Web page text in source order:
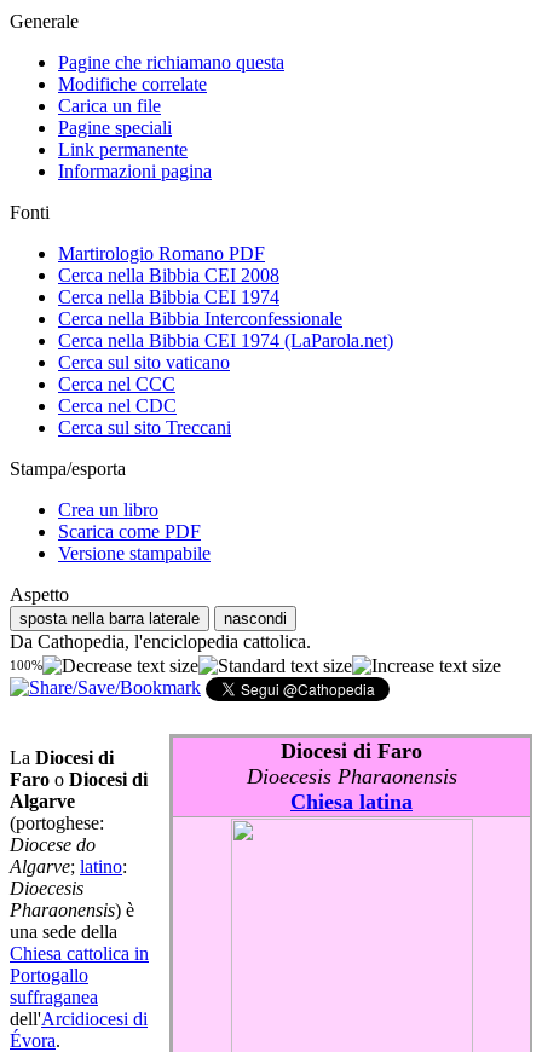
Generale
Pagine che richiamano questa
Modifiche correlate
Carica un file
Pagine speciali
Link permanente
Informazioni pagina
Fonti
Martirologio Romano PDF
Cerca nella Bibbia CEI 2008
Cerca nella Bibbia CEI 1974
Cerca nella Bibbia Interconfessionale
Cerca nella Bibbia CEI 1974 (LaParola.net)
Cerca sul sito vaticano
Cerca nel CCC
Cerca nel CDC
Cerca sul sito Treccani
Stampa/esporta
Crea un libro
Scarica come PDF
Versione stampabile
Aspetto
sposta nella barra laterale nascondi
Da Cathopedia, l'enciclopedia cattolica.
100%
Diocesi di Faro
Dioecesis Pharaonensis
Chiesa latina
La Diocesi di
Faro o Diocesi di
Algarve
(portoghese:
Diocese do
Algarve; latino:
Dioecesis
Pharaonensis) è
una sede della
Chiesa cattolica in
Portogallo
suffraganea
dell'Arcidiocesi di
Évora.